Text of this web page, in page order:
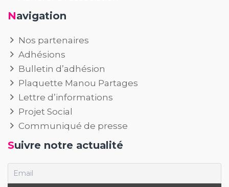
Navigation
Nos partenaires
Adhésions
Bulletin d’adhésion
Plaquette Manou Partages
Lettre d’informations
Projet Social
Communiqué de presse
Suivre notre actualité